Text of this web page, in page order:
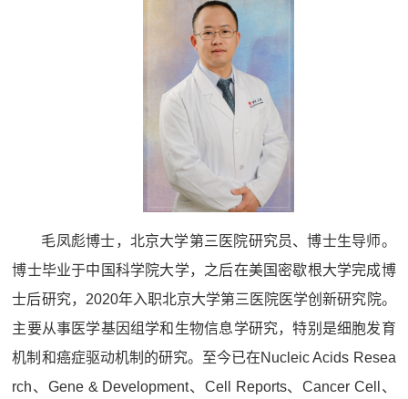
毛凤彪博士，北京大学第三医院研究员、博士生导师。
博士毕业于中国科学院大学，之后在美国密歇根大学完成博
士后研究，2020年入职北京大学第三医院医学创新研究院。
主要从事医学基因组学和生物信息学研究，特别是细胞发育
机制和癌症驱动机制的研究。至今已在Nucleic Acids Resea
rch、Gene & Development、Cell Reports、Cancer Cell、